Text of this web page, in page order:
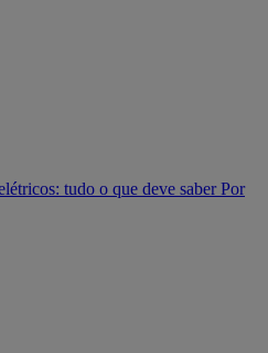
tudo o que deve saberPor